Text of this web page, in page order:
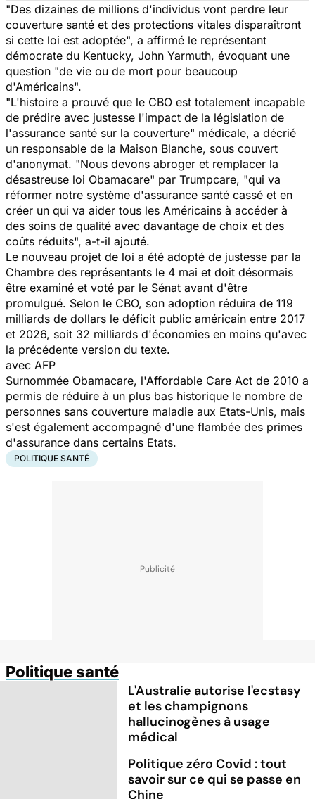
"Des dizaines de millions d'individus vont perdre leur
couverture santé et des protections vitales disparaîtront
si cette loi est adoptée", a affirmé le représentant
démocrate du Kentucky, John Yarmuth, évoquant une
question "de vie ou de mort pour beaucoup
d'Américains".
"L'histoire a prouvé que le CBO est totalement incapable
de prédire avec justesse l'impact de la législation de
l'assurance santé sur la couverture" médicale, a décrié
un responsable de la Maison Blanche, sous couvert
d'anonymat. "Nous devons abroger et remplacer la
désastreuse loi Obamacare" par Trumpcare, "qui va
réformer notre système d'assurance santé cassé et en
créer un qui va aider tous les Américains à accéder à
des soins de qualité avec davantage de choix et des
coûts réduits", a-t-il ajouté.
Le nouveau projet de loi a été adopté de justesse par la
Chambre des représentants le 4 mai et doit désormais
être examiné et voté par le Sénat avant d'être
promulgué. Selon le CBO, son adoption réduira de 119
milliards de dollars le déficit public américain entre 2017
et 2026, soit 32 milliards d'économies en moins qu'avec
la précédente version du texte.
avec AFP
Surnommée Obamacare, l'Affordable Care Act de 2010 a
permis de réduire à un plus bas historique le nombre de
personnes sans couverture maladie aux Etats-Unis, mais
s'est également accompagné d'une flambée des primes
d'assurance dans certains Etats.
POLITIQUE SANTÉ
Politique santé
L'Australie autorise l'ecstasy
et les champignons
hallucinogènes à usage
médical
Politique zéro Covid : tout
savoir sur ce qui se passe en
Chine